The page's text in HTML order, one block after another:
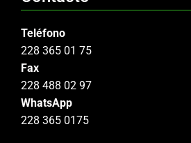
Teléfono
228 365 01 75
Fax
228 488 02 97
WhatsApp
228 365 0175